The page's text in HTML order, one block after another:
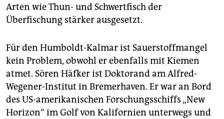
Arten wie Thun- und Schwertfisch der
Überfischung stärker ausgesetzt.
Für den Humboldt-Kalmar ist Sauerstoffmangel
kein Problem, obwohl er ebenfalls mit Kiemen
atmet. Sören Häfker ist Doktorand am Alfred-
Wegener-Institut in Bremerhaven. Er war an Bord
des US-amerikanischen Forschungsschiffs „New
Horizon“ im Golf von Kalifornien unterwegs und